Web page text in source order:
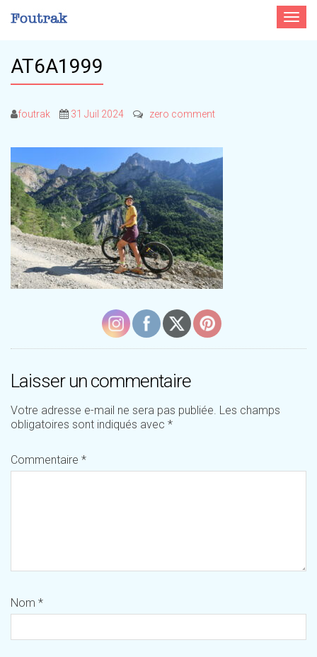
Toggle
AT6A1999
foutrak 31 Juil 2024 zero comment
Laisser un commentaire
Votre adresse e-mail ne sera pas publiée. Les champs
obligatoires sont indiqués avec *
Commentaire *
Nom *